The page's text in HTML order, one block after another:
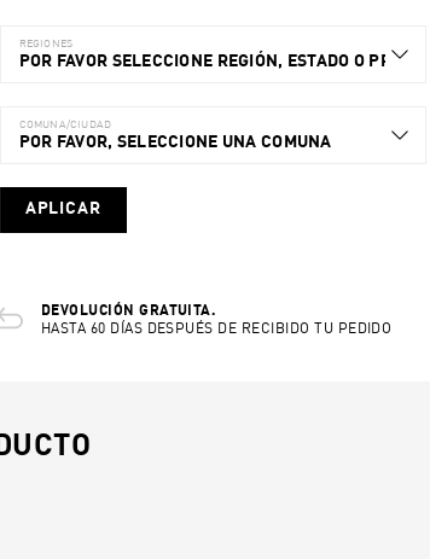
REGIONES
POR FAVOR SELECCIONE REGIÓN, ESTADO O
COMUNA/CIUDAD
POR FAVOR, SELECCIONE UNA COMUNA
APLICAR
DEVOLUCIÓN GRATUITA.
HASTA 60 DÍAS DESPUÉS DE RECIBIDO TU PEDIDO